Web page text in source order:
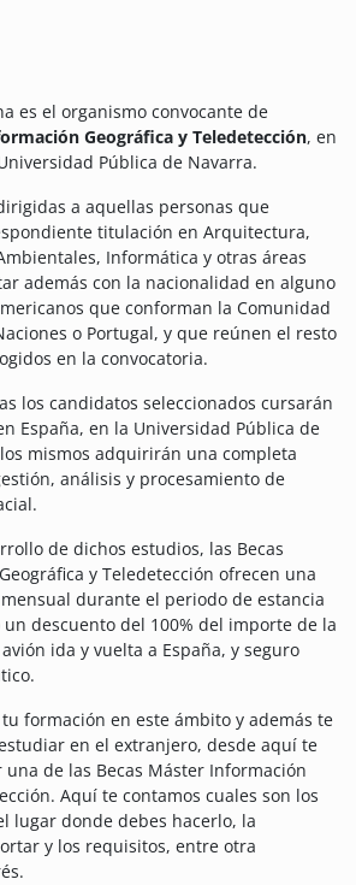
es el organismo convocante de
Geográfica y Teledetección, en
Pública de Navarra.
a aquellas personas que
titulación en Arquitectura,
Informática y otras áreas
además con la nacionalidad en alguno
que conforman la Comunidad
o Portugal, y que reúnen el resto
en la convocatoria.
los candidatos seleccionados cursarán
España, en la Universidad Pública de
mismos adquirirán una completa
análisis y procesamiento de
de dichos estudios, las Becas
y Teledetección ofrecen una
durante el periodo de estancia
un descuento del 100% del importe de la
ida y vuelta a España, y seguro
formación en este ámbito y además te
en el extranjero, desde aquí te
de las Becas Máster Información
Aquí te contamos cuales son los
lugar donde debes hacerlo, la
y los requisitos, entre otra